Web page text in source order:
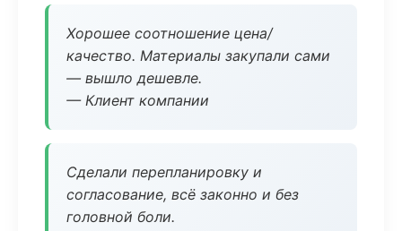
Хорошее соотношение цена/
качество. Материалы закупали сами
— вышло дешевле.
— Клиент компании
Сделали перепланировку и
согласование, всё законно и без
головной боли.